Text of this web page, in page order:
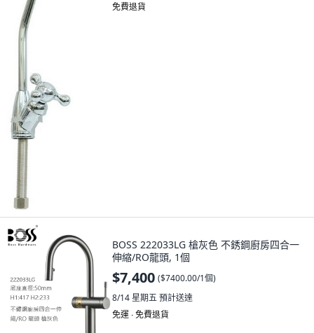
免費退貨
BOSS 222033LG 槍灰色 不銹鋼廚房四合一
伸縮/RO龍頭, 1個
$7,400 ($7400.00/1個)
8/14 星期五預計送達
免運 ∙ 免費退貨